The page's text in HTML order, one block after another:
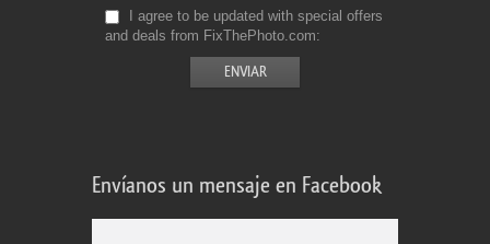
I agree to be updated with special offers
and deals from FixThePhoto.com
Envíanos un mensaje en Facebook